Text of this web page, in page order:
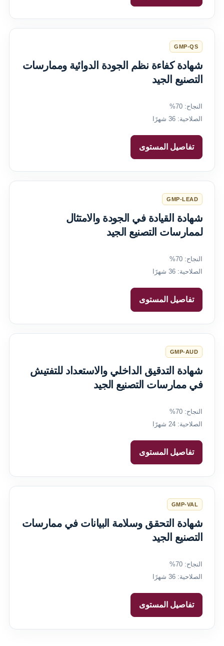
GMP-QS
شهادة كفاءة نظم الجودة الدوائية وممارسات
التصنيع الجيد
النجاح: 70%
الصلاحية: 36 شهرًا
تفاصيل المستوى
GMP-LEAD
شهادة القيادة في الجودة والامتثال
لممارسات التصنيع الجيد
النجاح: 70%
الصلاحية: 36 شهرًا
تفاصيل المستوى
GMP-AUD
شهادة التدقيق الداخلي والاستعداد للتفتيش
في ممارسات التصنيع الجيد
النجاح: 70%
الصلاحية: 24 شهرًا
تفاصيل المستوى
GMP-VAL
شهادة التحقق وسلامة البيانات في ممارسات
التصنيع الجيد
النجاح: 70%
الصلاحية: 36 شهرًا
تفاصيل المستوى